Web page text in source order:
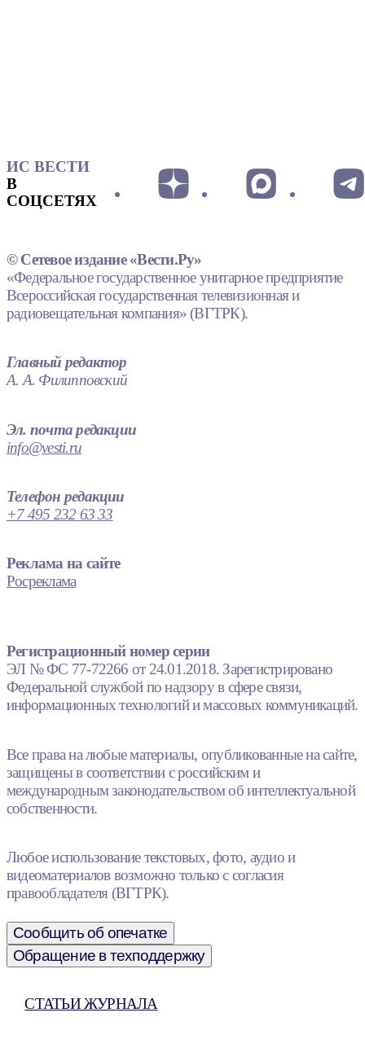
ИС ВЕСТИ
В
СОЦСЕТЯХ
© Сетевое издание «Вести.Ру»
«Федеральное государственное унитарное предприятие
Всероссийская государственная телевизионная и
радиовещательная компания» (ВГТРК).
Главный редактор
А. А. Филипповский
Эл. почта редакции
info@vesti.ru
Телефон редакции
+7 495 232 63 33
Реклама на сайте
Росреклама
Регистрационный номер серии
ЭЛ № ФС 77-72266 от 24.01.2018. Зарегистрировано
Федеральной службой по надзору в сфере связи,
информационных технологий и массовых коммуникаций.
Все права на любые материалы, опубликованные на сайте,
защищены в соответствии с российским и
международным законодательством об интеллектуальной
собственности.
Любое использование текстовых, фото, аудио и
видеоматериалов возможно только с согласия
правообладателя (ВГТРК).
Сообщить об опечатке
Обращение в техподдержку
СТАТЬИ ЖУРНАЛА